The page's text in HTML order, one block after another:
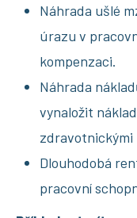
Náhrada ušlé
úrazu v
kompenzaci.
Náhrada
vynaložit
zdravotnickými
Dlouhodobá
pracovní